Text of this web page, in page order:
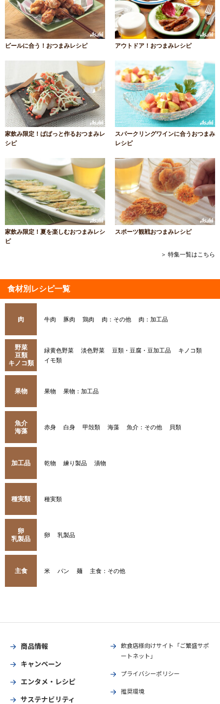
ビールに合う！おつまみレシピ アウトドア！おつまみレシピ
家飲み限定！ぱぱっと作るおつまみレ
シピ
スパークリングワインに合うおつまみ
レシピ
家飲み限定！夏を楽しむおつまみレシ
ピ
スポーツ観戦おつまみレシピ
＞ 特集一覧はこちら
食材別レシピ一覧
肉 牛肉 豚肉 鶏肉 肉：その他 肉：加工品
野菜
豆類
キノコ類
緑黄色野菜 淡色野菜 豆類・豆腐・豆加工品
キノコ類
イモ類
果物 果物 果物：加工品
魚介
海藻
赤身 白身 甲殻類 海藻 魚介：その他 貝類
加工品 乾物 練り製品 漬物
種実類 種実類
卵
乳製品
卵 乳製品
主食 米 パン 麺 主食：その他
商品情報
キャンペーン
エンタメ・レシピ
サステナビリティ
飲食店様向けサイト「ご繁盛サポ
ートネット」
プライバシーポリシー
推奨環境